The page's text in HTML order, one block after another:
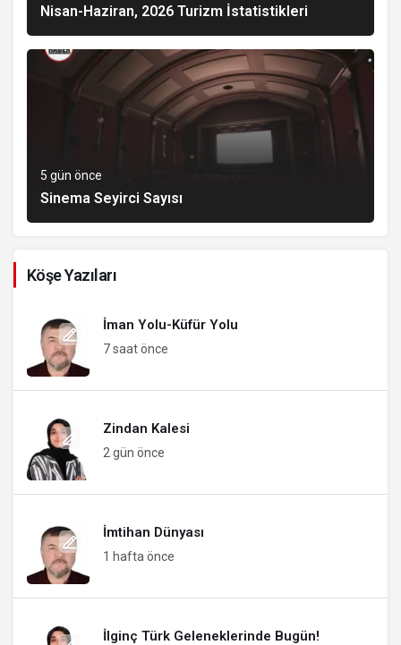
Nisan-Haziran, 2026 Turizm İstatistikleri
5 gün önce
Sinema Seyirci Sayısı
Köşe Yazıları
İman Yolu-Küfür Yolu
7 saat önce
Zindan Kalesi
2 gün önce
İmtihan Dünyası
1 hafta önce
İlginç Türk Geleneklerinde Bugün!